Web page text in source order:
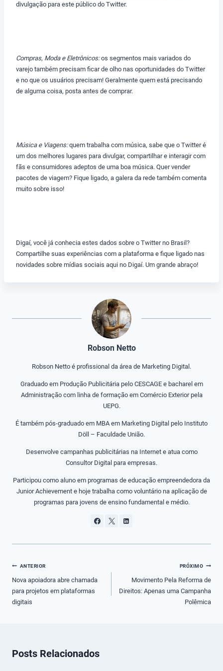
divulgação para este público do Twitter.
Compras, Moda e Eletrônicos:os segmentos mais variados do
varejo também precisam ficar de olho nas oportunidades do Twitter
e no que os usuários precisam! Geralmente quem está precisando
de alguma coisa, posta antes de comprar.
Música e Viagens:quem trabalha com música, sabe que o Twitter é
um dos melhores lugares para divulgar, compartilhar e interagir com
fãs e consumidores adeptos de uma boa música. Quer vender
pacotes de viagem? Fique ligado, a galera da rede também comenta
muito sobre isso!
Digaí, você já conhecia estes dados sobre o Twitter no Brasil?
Compartilhe suas experiências com a plataforma e fique ligado nas
novidades sobre mídias sociais aqui no Digaí. Um grande abraço!
Robson Netto
Robson Netto é profissional da área de Marketing Digital.
Graduado em Produção Publicitária pelo CESCAGE e bacharel em
Administração com linha de formação em Comércio Exterior pela
UEPG.
É também pós-graduado em MBA em Marketing Digital pelo Instituto
Döll – Faculdade União.
Desenvolve campanhas publicitárias na Internet e atua como
Consultor Digital para empresas.
Participou como aluno em programas de educação empreendedora da
Junior Achievement e hoje trabalha como voluntário na aplicação de
programas para jovens de ensino fundamental e médio.
Navegação
de
Post
ANTERIOR
Nova apoiadora abre chamada
para projetos em plataformas
digitais
PRÓXIMO
Movimento Pela Reforma de
Direitos: Apenas uma Campanha
Polêmica
Posts Relacionados